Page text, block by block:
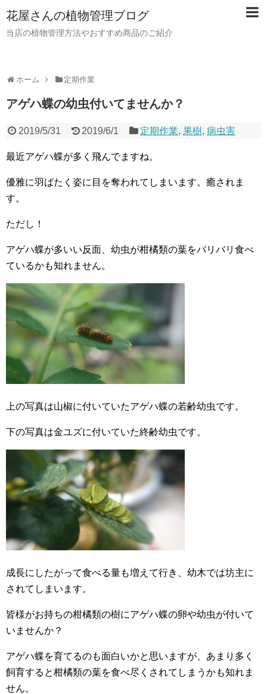
花屋さんの植物管理ブログ
当店の植物管理方法やおすすめ商品のご紹介
ホーム 定期作業
アゲハ蝶の幼虫付いてませんか？
2019/5/31 2019/6/1 定期作業,果樹,病虫害
最近アゲハ蝶が多く飛んでますね。
優雅に羽ばたく姿に目を奪われてしまいます。癒されま
す。
ただし！
アゲハ蝶が多いい反面、幼虫が柑橘類の葉をバリバリ食べ
ているかも知れません。
上の写真は山椒に付いていたアゲハ蝶の若齢幼虫です。
下の写真は金ユズに付いていた終齢幼虫です。
成長にしたがって食べる量も増えて行き、幼木では坊主に
されてしまいます。
皆様がお持ちの柑橘類の樹にアゲハ蝶の卵や幼虫が付いて
いませんか？
アゲハ蝶を育てるのも面白いかと思いますが、あまり多く
飼育すると柑橘類の葉を食べ尽くされてしまうかも知れま
せん。